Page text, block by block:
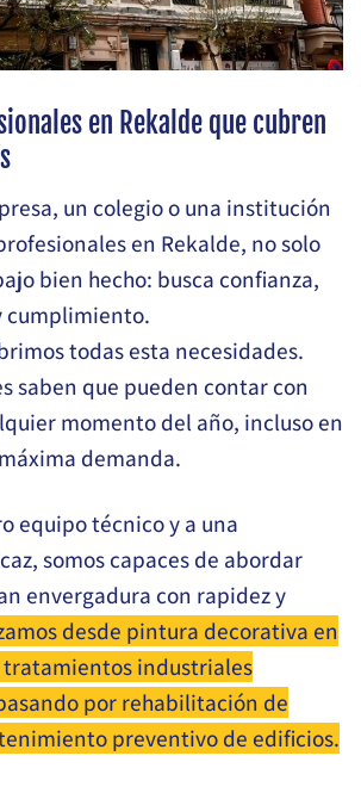
en Rekalde que cubren
un colegio o una institución
en Rekalde, no solo
bien hecho: busca confianza,
todas esta necesidades.
saben que pueden contar con
momento del año, incluso en
demanda.
equipo técnico y a una
somos capaces de abordar
envergadura con rapidez y
desde pintura decorativa en
industriales
por rehabilitación de
preventivo de edificios.